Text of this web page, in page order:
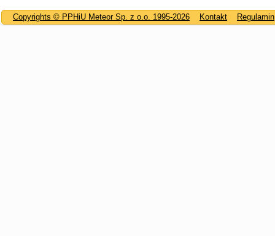
Copyrights © PPHiU Meteor Sp. z o.o. 1995-2026 Kontakt Regulamin